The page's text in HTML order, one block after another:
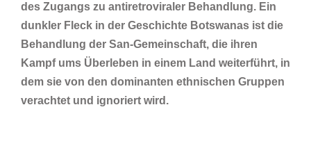
des Zugangs zu antiretroviraler Behandlung. Ein
dunkler Fleck in der Geschichte Botswanas ist die
Behandlung der San-Gemeinschaft, die ihren
Kampf ums Überleben in einem Land weiterführt, in
dem sie von den dominanten ethnischen Gruppen
verachtet und ignoriert wird.